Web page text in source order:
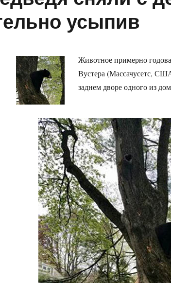
усыпив
Животное примерно
Вустера (Массачусетс,
заднем дворе одного из